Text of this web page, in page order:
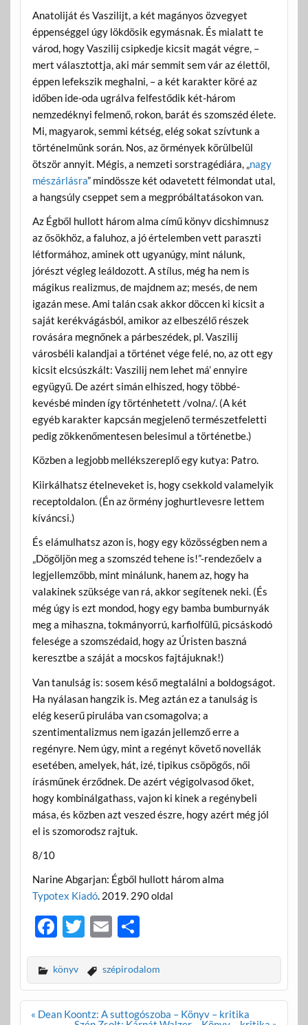
Anatoliját és Vaszilijt, a két magányos özvegyet
éppenséggel úgy lökdösik egymásnak. És mialatt te
várod, hogy Vaszilij csipkedje kicsit magát végre, –
mert választottja, aki már semmit sem vár az élettől,
éppen lefekszik meghalni, – a két karakter köré az
időben ide-oda ugrálva felfestődik két-három
nemzedéknyi felmenő, rokon, barát és szomszéd élete.
Mi, magyarok, semmi kétség, elég sokat szívtunk a
történelmünk során. Nos, az örmények körülbelül
ötször annyit. Mégis, a nemzeti sorstragédiára, „nagy
mészárlásra” mindössze két odavetett félmondat utal,
a hangsúly cseppet sem a megpróbáltatásokon van.
Az Égből hullott három alma című könyv dicshimnusz
az ősökhöz, a faluhoz, a jó értelemben vett paraszti
létformához, aminek ott ugyanúgy, mint nálunk,
jórészt végleg leáldozott. A stílus, még ha nem is
mágikus realizmus, de majdnem az; mesés, de nem
igazán mese. Ami talán csak akkor döccen ki kicsit a
saját kerékvágásból, amikor az elbeszélő részek
rovására megnőnek a párbeszédek, pl. Vaszilij
városbéli kalandjai a történet vége felé, no, az ott egy
kicsit elcsúszkált: Vaszilij nem lehet má’ ennyire
együgyű. De azért simán elhiszed, hogy többé-
kevésbé minden így történhetett /volna/. (A két
egyéb karakter kapcsán megjelenő természetfeletti
pedig zökkenőmentesen belesimul a történetbe.)
Közben a legjobb mellékszereplő egy kutya: Patro.
Kiirkálhatsz ételneveket is, hogy csekkold valamelyik
receptoldalon. (Én az örmény joghurtlevesre lettem
kíváncsi.)
És elámulhatsz azon is, hogy egy közösségben nem a
„Dögöljön meg a szomszéd tehene is!”-rendezőelv a
legjellemzőbb, mint minálunk, hanem az, hogy ha
valakinek szüksége van rá, akkor segítenek neki. (És
még úgy is ezt mondod, hogy egy bamba bumburnyák
meg a mihaszna, tokmányorrú, karfiolfülű, picsáskodó
felesége a szomszédaid, hogy az Úristen baszná
keresztbe a száját a mocskos fajtájuknak!)
Van tanulság is: sosem késő megtalálni a boldogságot.
Ha nyálasan hangzik is. Meg aztán ez a tanulság is
elég keserű pirulába van csomagolva; a
szentimentalizmus nem igazán jellemző erre a
regényre. Nem úgy, mint a regényt követő novellák
esetében, amelyek, hát, izé, tipikus csöpögős, női
írásműnek érződnek. De azért végigolvasod őket,
hogy kombinálgathass, vajon ki kinek a regénybeli
mása, és közben azt veszed észre, hogy azért még jól
el is szomorodsz rajtuk.
8/10
Narine Abgarjan: Égből hullott három alma
Typotex Kiadó. 2019. 290 oldal
F
e
b
o
T
itt
er
E
ail
O
za
m
e
könyv szépirodalom
Bejegyzés
« Dean Koontz: A suttogószoba – Könyv – kritika